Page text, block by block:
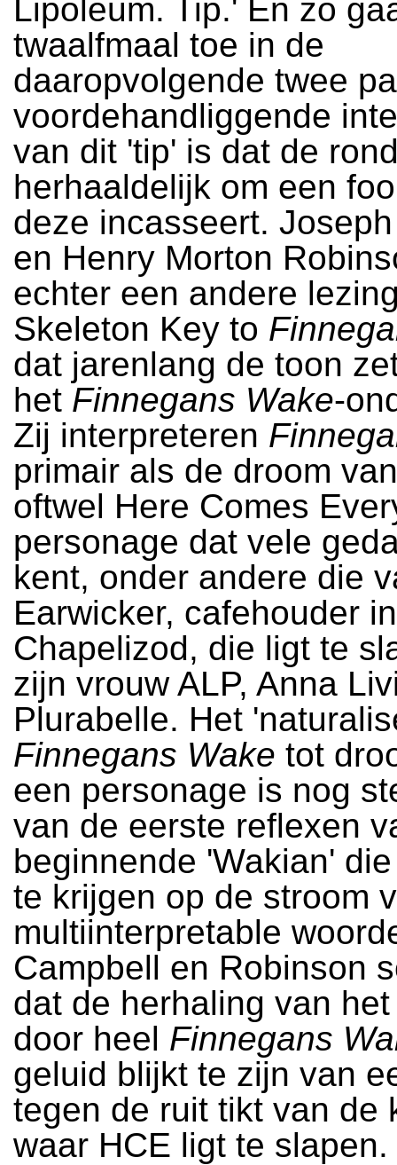
Lipoleum. Tip.' En zo
twaalfmaal toe in de
daaropvolgende twee
voordehandliggende
van dit 'tip' is dat de
herhaaldelijk om een
deze incasseert.
en Henry Morton
echter een andere
Skeleton Key to
dat jarenlang de toon
het Finnegans Wake-
Zij interpreteren
primair als de droom
oftwel Here Comes
personage dat vele
kent, onder andere die
Earwicker, cafehouder in
Chapelizod, die ligt te
zijn vrouw ALP, Anna
Plurabelle. Het
Finnegans Wake tot
een personage is nog
van de eerste reflexen
beginnende 'Wakian'
te krijgen op de stroom
multiinterpretable
Campbell en Robinson
dat de herhaling van
door heel Finnegans
geluid blijkt te zijn van
tegen de ruit tikt van de
waar HCE ligt te slapen.